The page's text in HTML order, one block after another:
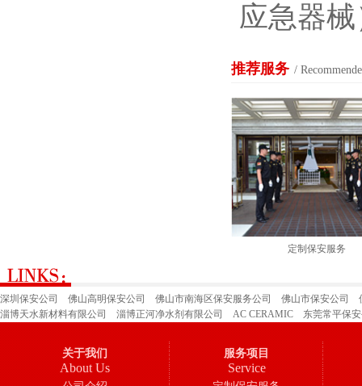
应急器
推荐服务 /
定制保安服务
深圳保安公司 佛山高明保安公司 佛山市南海区保安服务公司 佛山市保安公司
淄博天水新材料有限公司
淄博正河净水剂有限公司 AC CERAMIC
东莞常平保
关于我们
About Us
服务项目
Service